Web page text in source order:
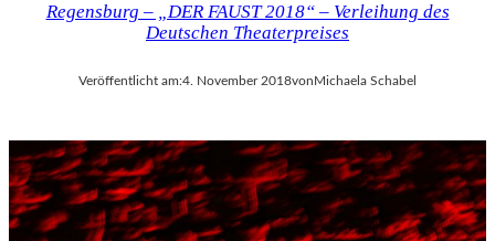
Regensburg – „DER FAUST 2018“ – Verleihung des
Deutschen Theaterpreises
Veröffentlicht am:4. November 2018von Michaela Schabel